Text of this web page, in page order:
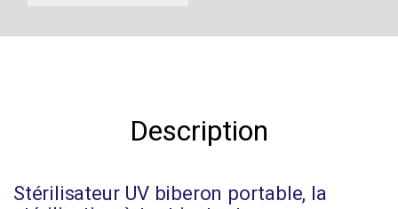
Description
Stérilisateur UV biberon portable, la